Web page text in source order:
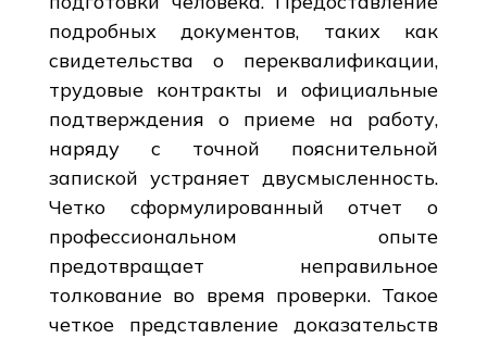
подробных документов, таких как
свидетельства о переквалификации,
трудовые контракты и официальные
подтверждения о приеме на работу,
наряду с точной пояснительной
запиской устраняет двусмысленность.
Четко сформулированный отчет о
профессиональном опыте
предотвращает неправильное
толкование во время проверки. Такое
четкое представление доказательств